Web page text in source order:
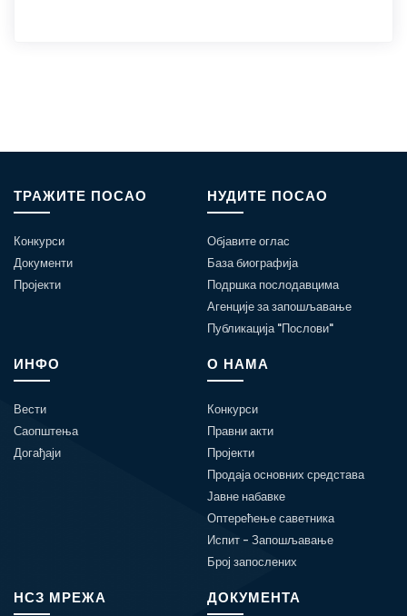
ТРАЖИТЕ ПОСАО
Конкурси
Документи
Пројекти
НУДИТЕ ПОСАО
Објавите оглас
База биографија
Подршка послодавцима
Агенције за запошљавање
Публикација "Послови"
ИНФО
Вести
Саопштења
Догађаји
О НАМА
Конкурси
Правни акти
Пројекти
Продаја основних средстава
Јавне набавке
Оптерећење саветника
Испит - Запошљавање
Број запослених
НСЗ МРЕЖА ДОКУМЕНТА